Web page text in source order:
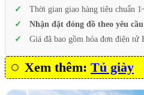
Thời gian giao hàng tiêu chuẩn
Nhận đặt đóng đồ theo yêu
Giá đã bao gồm hóa đơn điện tử
Xem thêm: Tủ giày